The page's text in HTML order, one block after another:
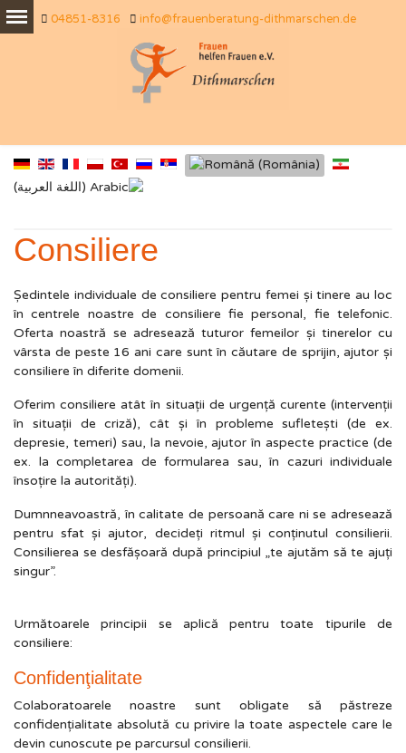
04851-8316 info@frauenberatung-dithmarschen.de
Consiliere
Ședintele individuale de consiliere pentru femei și tinere au loc
în centrele noastre de consiliere fie personal, fie telefonic.
Oferta noastră se adresează tuturor femeilor și tinerelor cu
vârsta de peste 16 ani care sunt în căutare de sprijin, ajutor și
consiliere în diferite domenii.
Oferim consiliere atât în situaţii de urgență curente (intervenții
în situații de criză), cât şi în probleme sufleteşti (de ex.
depresie, temeri) sau, la nevoie, ajutor în aspecte practice (de
ex. la completarea de formularea sau, în cazuri individuale
însoţire la autorităţi).
Dumnneavoastră, în calitate de persoană care ni se adresează
pentru sfat şi ajutor, decideţi ritmul şi conţinutul consilierii.
Consilierea se desfășoară după principiul „te ajutăm să te ajuţi
singur”.
Următoarele principii se aplică pentru toate tipurile de
consiliere:
Confidenţialitate
Colaboratoarele noastre sunt obligate să păstreze
confidenţialitate absolută cu privire la toate aspectele care le
devin cunoscute pe parcursul consilierii.